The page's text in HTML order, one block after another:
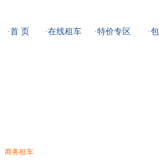
·首 页 ·在线租车 ·特价专区 ·
商务租车